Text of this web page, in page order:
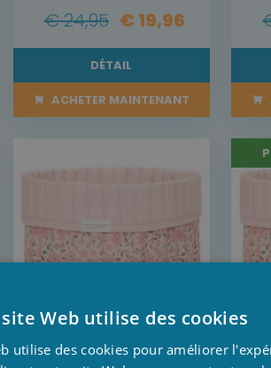
€ 24,95 € 19,96
DÉTAIL
ACHETER MAINTENANT
site Web utilise des cookies
utilise des cookies pour améliorer